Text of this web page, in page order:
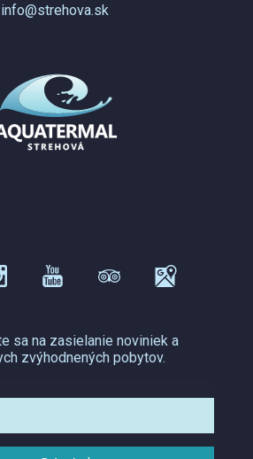
info@strehova.sk
sa na zasielanie noviniek a
zvýhodnených pobytov.